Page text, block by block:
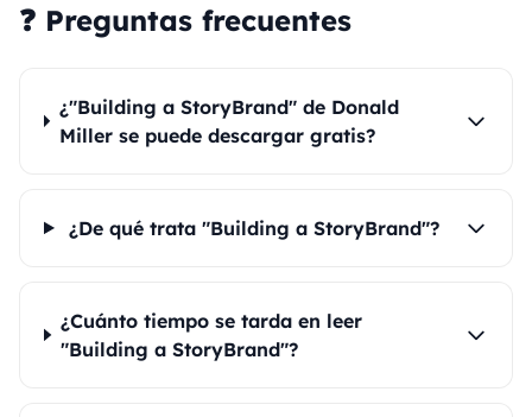
❓ Preguntas frecuentes
¿"Building a StoryBrand" de Donald
Miller se puede descargar gratis?
¿De qué trata "Building a StoryBrand"?
¿Cuánto tiempo se tarda en leer
"Building a StoryBrand"?